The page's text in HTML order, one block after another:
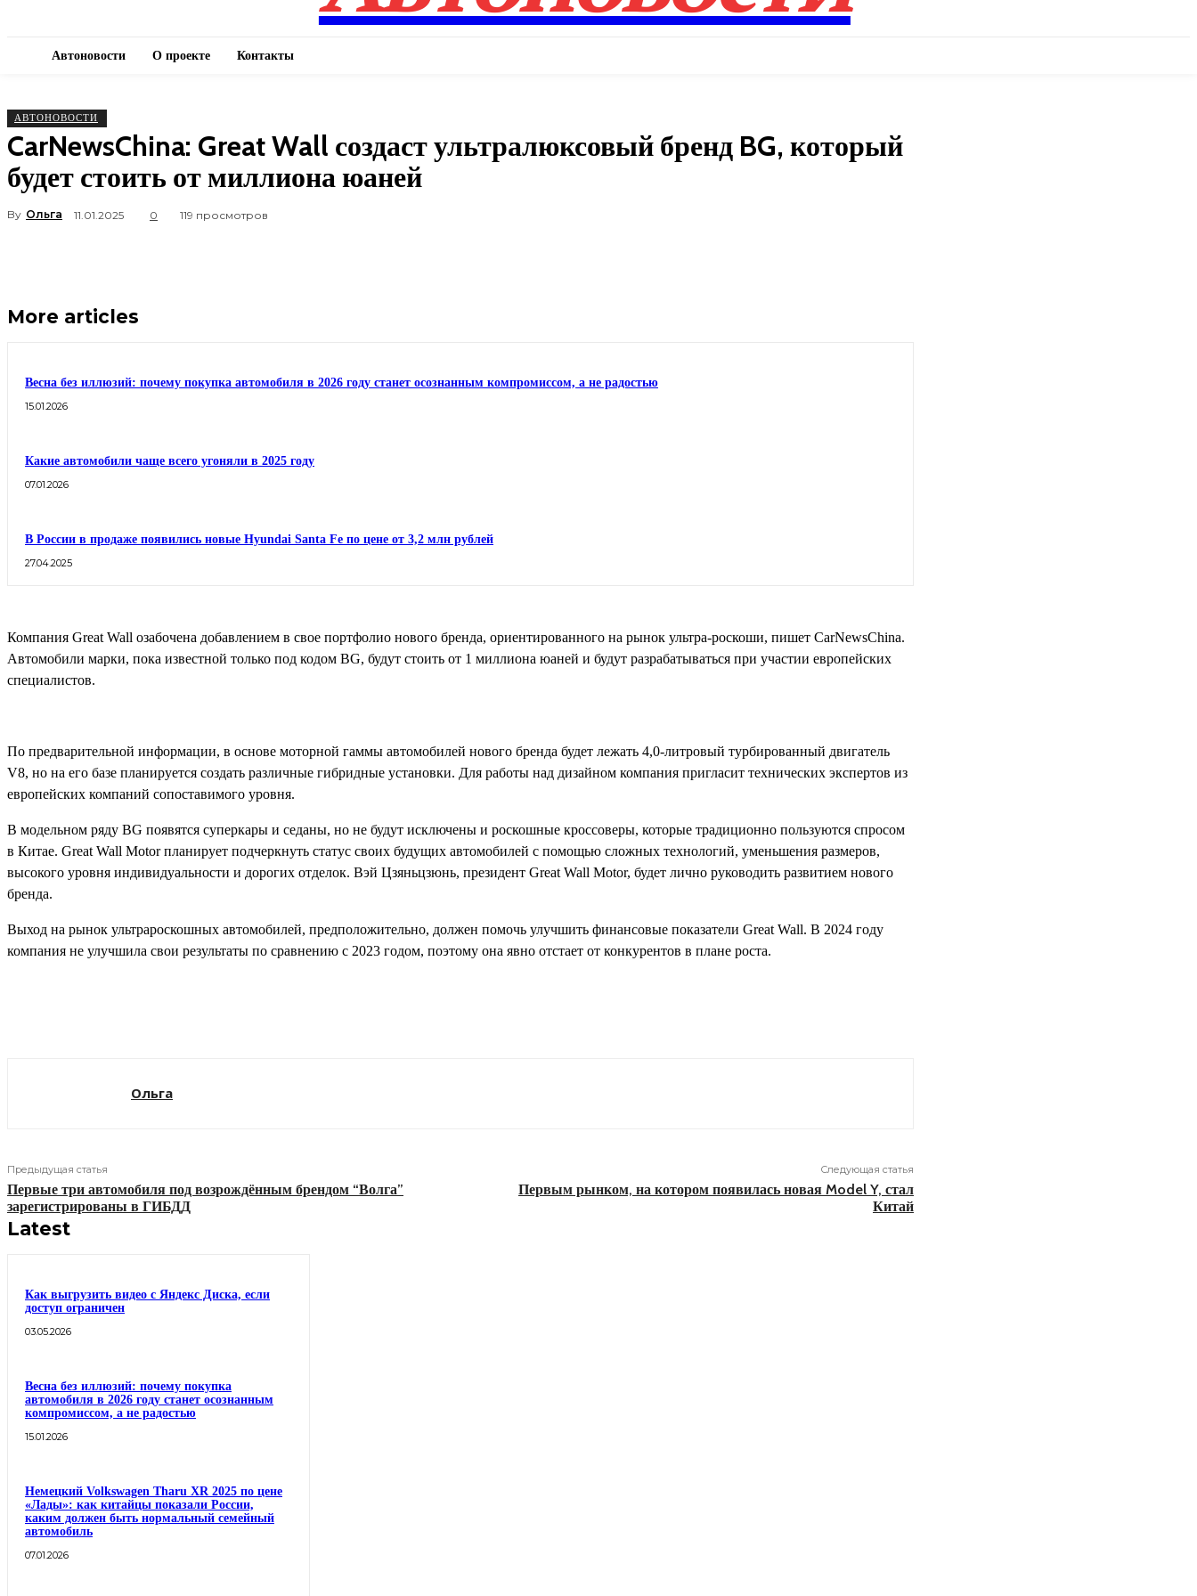
Автоновости О проекте Контакты
АВТОНОВОСТИ
CarNewsChina: Great Wall создаст ультралюксовый бренд BG, который
будет стоить от миллиона юаней
By Ольга 11.01.2025 0 119 просмотров
More articles
Весна без иллюзий: почему покупка автомобиля в 2026 году станет осознанным компромиссом, а не радостью
15.01.2026
Какие автомобили чаще всего угоняли в 2025 году
07.01.2026
В России в продаже появились новые Hyundai Santa Fe по цене от 3,2 млн рублей
27.04.2025
Компания Great Wall озабочена добавлением в свое портфолио нового бренда, ориентированного на рынок ультра-роскоши, пишет CarNewsChina.
Автомобили марки, пока известной только под кодом BG, будут стоить от 1 миллиона юаней и будут разрабатываться при участии европейских
специалистов.
По предварительной информации, в основе моторной гаммы автомобилей нового бренда будет лежать 4,0-литровый турбированный двигатель
V8, но на его базе планируется создать различные гибридные установки. Для работы над дизайном компания пригласит технических экспертов из
европейских компаний сопоставимого уровня.
В модельном ряду BG появятся суперкары и седаны, но не будут исключены и роскошные кроссоверы, которые традиционно пользуются спросом
в Китае. Great Wall Motor планирует подчеркнуть статус своих будущих автомобилей с помощью сложных технологий, уменьшения размеров,
высокого уровня индивидуальности и дорогих отделок. Вэй Цзяньцзюнь, президент Great Wall Motor, будет лично руководить развитием нового
бренда.
Выход на рынок ультрароскошных автомобилей, предположительно, должен помочь улучшить финансовые показатели Great Wall. В 2024 году
компания не улучшила свои результаты по сравнению с 2023 годом, поэтому она явно отстает от конкурентов в плане роста.
Ольга
Предыдущая статья
Первые три автомобиля под возрождённым брендом “Волга”
зарегистрированы в ГИБДД
Следующая статья
Первым рынком, на котором появилась новая Model Y, стал
Китай
Latest
Как выгрузить видео с Яндекс Диска, если
доступ ограничен
03.05.2026
Весна без иллюзий: почему покупка
автомобиля в 2026 году станет осознанным
компромиссом, а не радостью
15.01.2026
Немецкий Volkswagen Tharu XR 2025 по цене
«Лады»: как китайцы показали России,
каким должен быть нормальный семейный
автомобиль
07.01.2026